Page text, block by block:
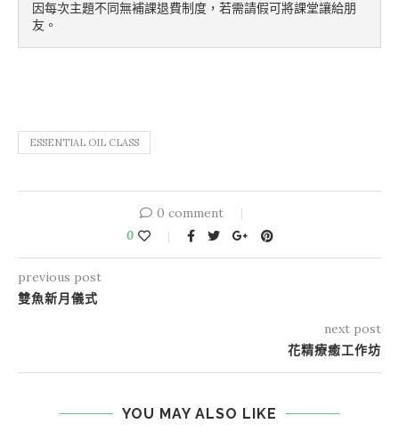
因每次主題不同無補課退費制度，若需請假可將課堂讓給朋
友。
ESSENTIAL OIL CLASS
0 comment
0
previous post
雙魚新月儀式
next post
花精療癒工作坊
YOU MAY ALSO LIKE